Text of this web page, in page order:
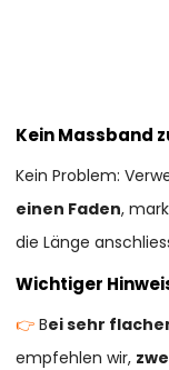
Kein Massband
Kein Problem:
einen Faden,
die Länge
Wichtiger
👉Bei sehr
empfehlen wir,